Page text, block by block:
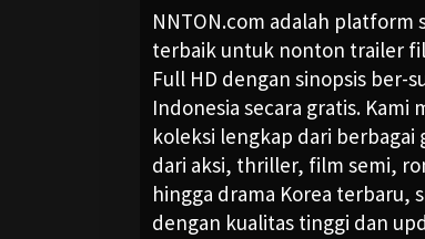
NNTON.com adalah platform
terbaik untuk nonton trailer
Full HD dengan sinopsis ber-
Indonesia secara gratis. Kami
koleksi lengkap dari berbagai
dari aksi, thriller, film semi,
hingga drama Korea terbaru,
dengan kualitas tinggi dan